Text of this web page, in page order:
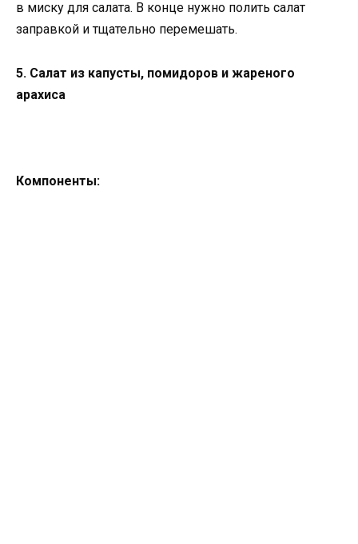
в миску для салата. В конце нужно полить салат
заправкой и тщательно перемешать.
5. Салат из капусты, помидоров и жареного
арахиса
Компоненты: